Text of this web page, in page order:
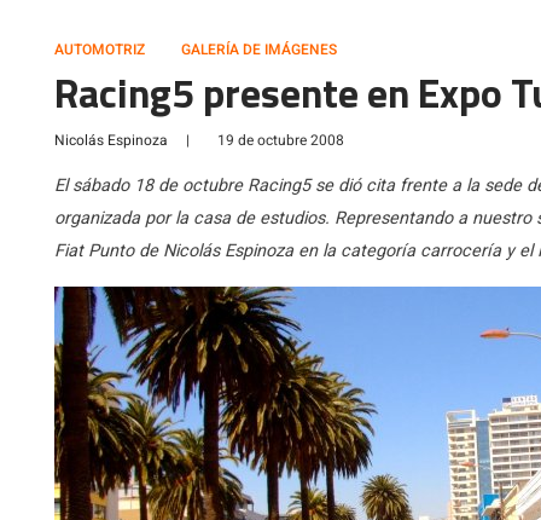
AUTOMOTRIZ GALERÍA DE IMÁGENES
Racing5 presente en Expo
Nicolás Espinoza | 19 de octubre 2008
El sábado 18 de octubre Racing5 se dió cita frente a la sede
organizada por la casa de estudios. Representando a
Fiat Punto de Nicolás Espinoza en la categoría carrocería y el